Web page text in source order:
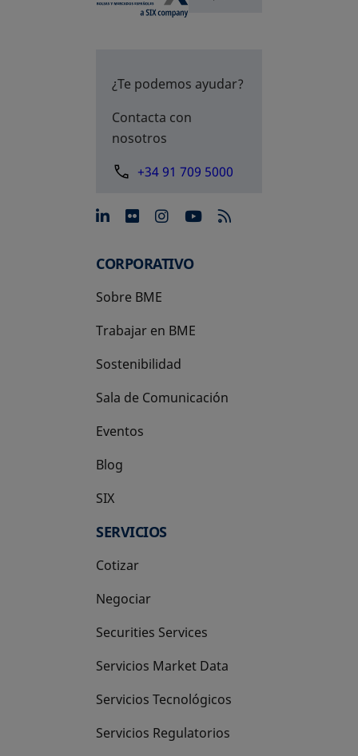
¿Te podemos ayudar?
Contacta con
nosotros
+34 91 709 5000
se abre en una pestaña
se abre en una pestaña
se abre en una
se abre en una
CORPORATIVO
Sobre BME
Trabajar en BME
Sostenibilidad
Sala de Comunicación
Eventos
Blog
SIX
se abre en una pestaña nueva
SERVICIOS
Cotizar
Negociar
Securities Services
Servicios Market Data
Servicios Tecnológicos
Servicios Regulatorios